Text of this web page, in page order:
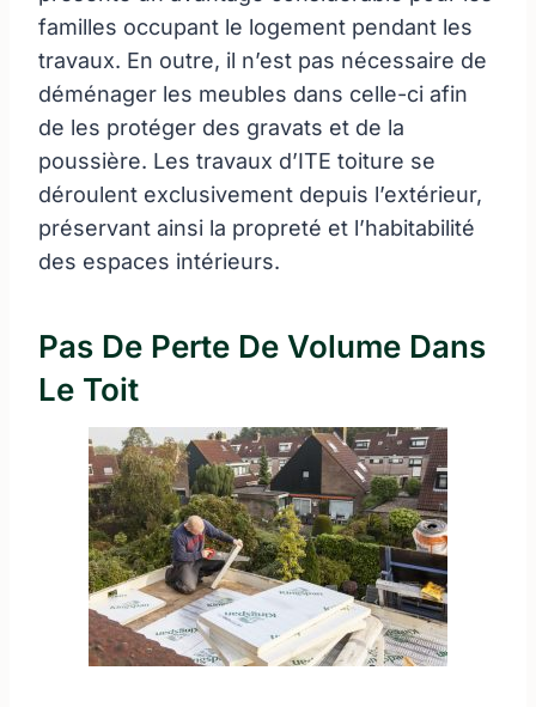
familles occupant le logement pendant les
travaux. En outre, il n’est pas nécessaire de
déménager les meubles dans celle-ci afin
de les protéger des gravats et de la
poussière. Les travaux d’ITE toiture se
déroulent exclusivement depuis l’extérieur,
préservant ainsi la propreté et l’habitabilité
des espaces intérieurs.
Pas De Perte De Volume Dans
Le Toit